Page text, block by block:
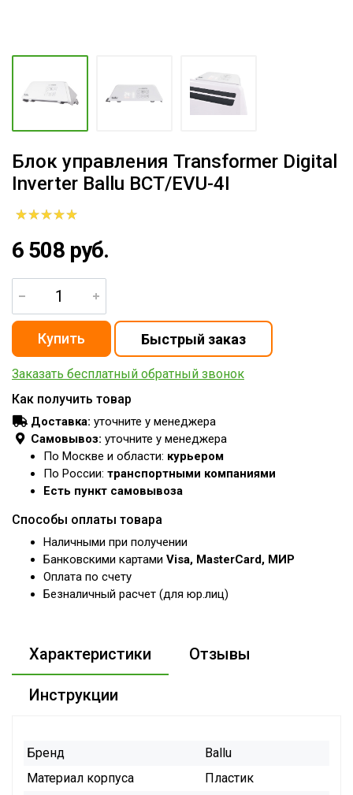
Блок управления Transformer Digital
Inverter Ballu BCT/EVU-4I
6 508 руб.
Заказать бесплатный обратный звонок
Как получить товар
Доставка: уточните у менеджера
Самовывоз: уточните у менеджера
По Москве и области: курьером
По России: транспортными компаниями
Есть пункт самовывоза
Способы оплаты товара
Наличными при получении
Банковскими картами Visa, MasterCard, МИР
Оплата по счету
Безналичный расчет (для юр.лиц)
Характеристики Отзывы
Инструкции
Бренд
Ballu
Материал корпуса
Пластик